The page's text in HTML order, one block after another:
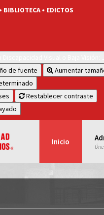
• BIBLIOTECA • EDICTOS
de fuente
Aumentar
Restablecer contraste
Inicio